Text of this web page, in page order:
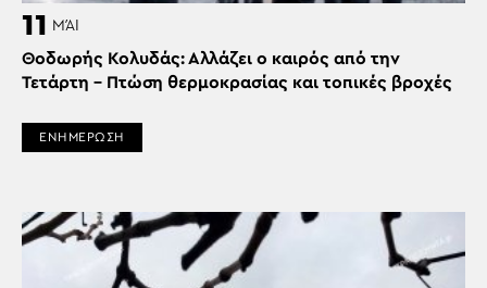
11 ΜΆΙ
Θοδωρής Κολυδάς: Αλλάζει ο καιρός από την
Τετάρτη – Πτώση θερμοκρασίας και τοπικές βροχές
ΕΝΗΜΕΡΩΣΗ